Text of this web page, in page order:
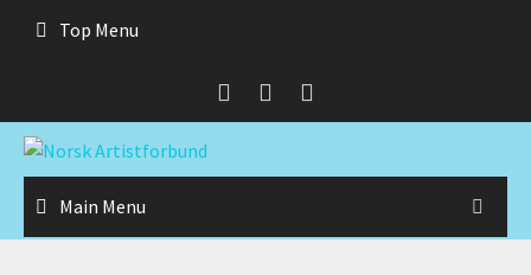
Top Menu
Main Menu